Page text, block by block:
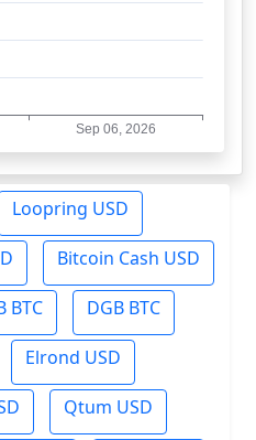
Loopring USD
Bitcoin Cash USD
BTC DGB BTC
Elrond USD
Qtum USD